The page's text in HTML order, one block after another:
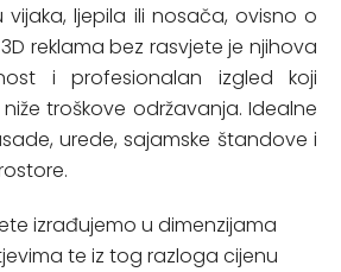
ljepila ili nosača, ovisno o
reklama bez rasvjete je njihova
i profesionalan izgled koji
troškove održavanja. Idealne
urede, sajamske štandove i
izrađujemo u dimenzijama
te iz tog razloga cijenu